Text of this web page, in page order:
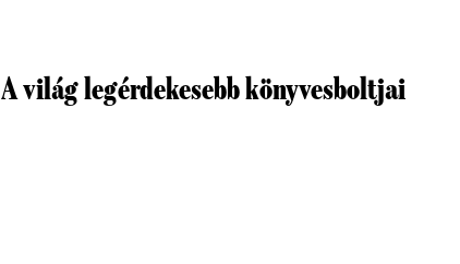
A világ legérdekesebb könyvesboltjai